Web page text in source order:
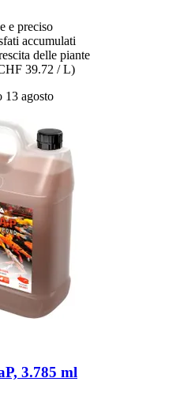
e preciso
accumulati
delle piante
39.72 / L)
13 agosto
3.785 ml